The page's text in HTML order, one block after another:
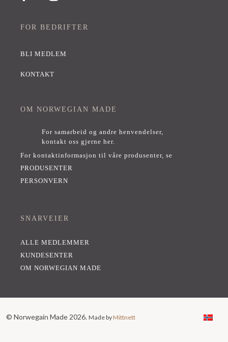
FOR BEDRIFTER
BLI MEDLEM
KONTAKT
OM NORWEGIAN MADE
For samarbeid og andre henvendelser,
kontakt oss gjerne her.
For kontaktinformasjon til våre produsenter, se
PRODUSENTER
PERSONVERN
SNARVEIER
ALLE MEDLEMMER
KUNDESENTER
OM NORWEGIAN MADE
© Norwegain Made 2026. Made byMittnett